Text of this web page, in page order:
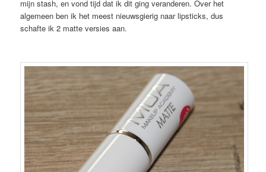
mijn stash, en vond tijd dat ik dit ging veranderen. Over het
algemeen ben ik het meest nieuwsgierig naar lipsticks, dus
schafte ik 2 matte versies aan.